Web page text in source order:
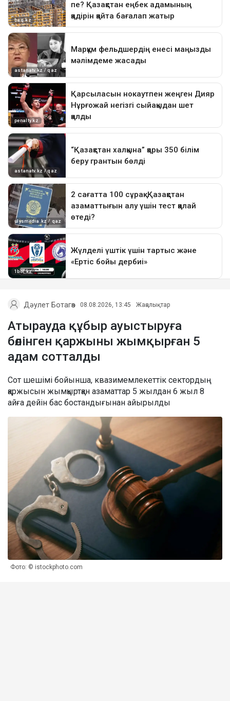
Дәулет Ботагөз 08.08.2026, 13:45 Жаңалықтар
Атырауда құбыр ауыстыруға
бөлінген қаржыны жымқырған 5
адам сотталды
Сот шешімі бойынша, квазимемлекеттік сектордың
қаржысын жымқыртқан азаматтар 5 жылдан 6 жыл 8
айға дейін бас бостандығынан айырылды
Фото: © istockphoto.com